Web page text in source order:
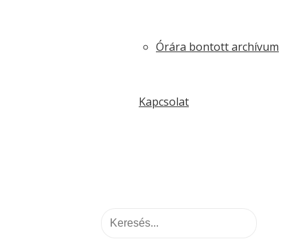
Órára bontott archívum
Kapcsolat